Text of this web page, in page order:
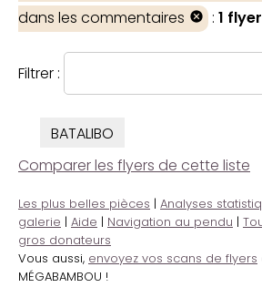
dans les commentaires
: 1
Filtrer :
BATALIBO
Comparer les flyers de cette liste
Les plus belles pièces | Analyses
galerie | Aide | Navigation au pendu |
gros donateurs
Vous aussi, envoyez vos scans de flyers
MÉGABAMBOU !